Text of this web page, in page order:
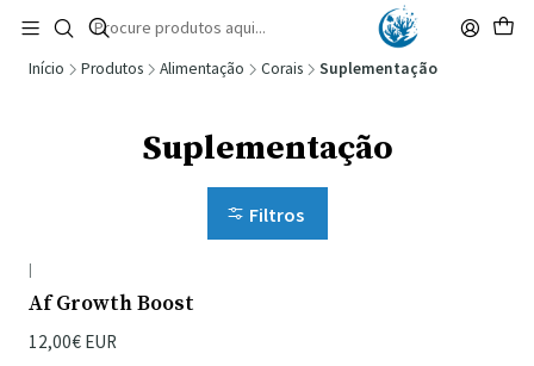
🚚 Portugal Continental: Portes Grátis desde 149,90€ (Envio extresso: 14,90€)
Ler mais
Início Produtos Alimentação Corais Suplementação
Suplementação
Filtros
|
Af Growth Boost
12,00€ EUR